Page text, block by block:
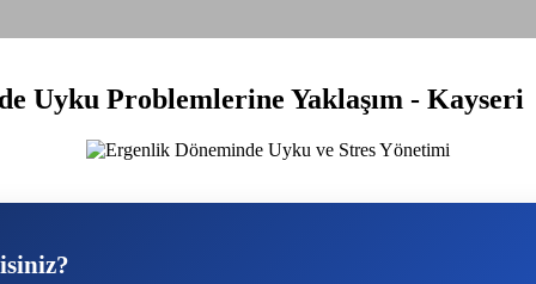
Uyku Problemlerine Yaklaşım - Kayseri